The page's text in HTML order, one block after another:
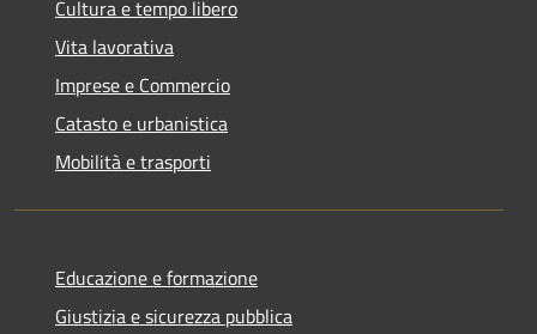
Cultura e tempo libero
Vita lavorativa
Imprese e Commercio
Catasto e urbanistica
Mobilità e trasporti
Educazione e formazione
Giustizia e sicurezza pubblica